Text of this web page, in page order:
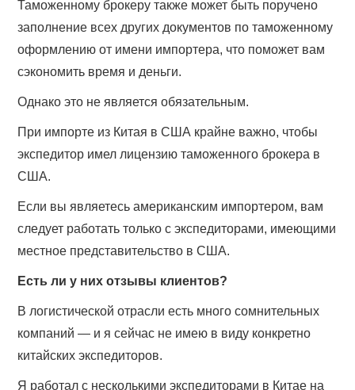
Таможенному брокеру также может быть поручено
заполнение всех других документов по таможенному
оформлению от имени импортера, что поможет вам
сэкономить время и деньги.
Однако это не является обязательным.
При импорте из Китая в США крайне важно, чтобы
экспедитор имел лицензию таможенного брокера в
США.
Если вы являетесь американским импортером, вам
следует работать только с экспедиторами, имеющими
местное представительство в США.
Есть ли у них отзывы клиентов?
В логистической отрасли есть много сомнительных
компаний — и я сейчас не имею в виду конкретно
китайских экспедиторов.
Я работал с несколькими экспедиторами в Китае на